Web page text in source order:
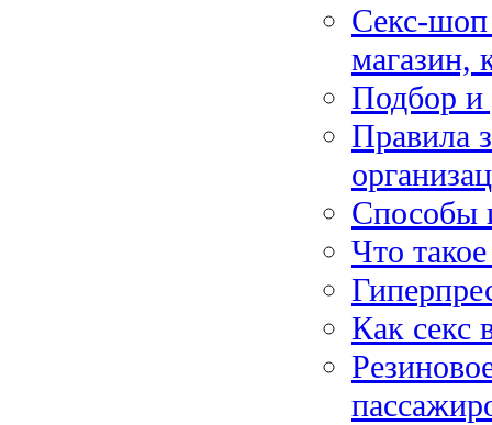
Секс-шоп
магазин,
Подбор и
Правила
Способы
Что
Как секс